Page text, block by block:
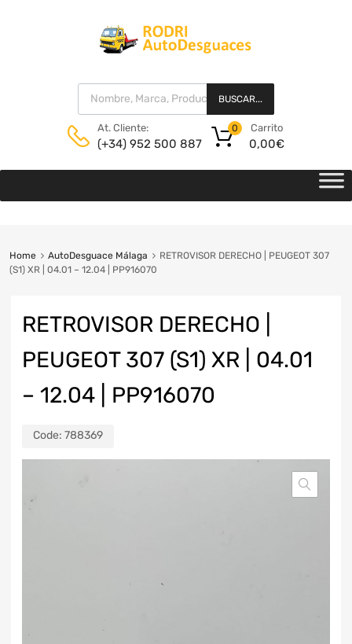
BUSCAR...
At. Cliente:
(+34) 952 500 887
Carrito
0,00€
0
Home AutoDesguace Málaga
RETROVISOR DERECHO | PEUGEOT 307
(S1) XR | 04.01 – 12.04 | PP916070
RETROVISOR DERECHO |
PEUGEOT 307 (S1) XR | 04.01
– 12.04 | PP916070
Code: 788369